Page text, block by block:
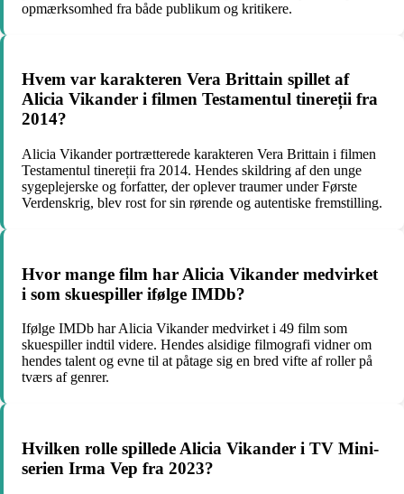
opmærksomhed fra både publikum og kritikere.
Hvem var karakteren Vera Brittain spillet af
Alicia Vikander i filmen Testamentul tinereții fra
2014?
Alicia Vikander portrætterede karakteren Vera Brittain i filmen
Testamentul tinereții fra 2014. Hendes skildring af den unge
sygeplejerske og forfatter, der oplever traumer under Første
Verdenskrig, blev rost for sin rørende og autentiske fremstilling.
Hvor mange film har Alicia Vikander medvirket
i som skuespiller ifølge IMDb?
Ifølge IMDb har Alicia Vikander medvirket i 49 film som
skuespiller indtil videre. Hendes alsidige filmografi vidner om
hendes talent og evne til at påtage sig en bred vifte af roller på
tværs af genrer.
Hvilken rolle spillede Alicia Vikander i TV Mini-
serien Irma Vep fra 2023?